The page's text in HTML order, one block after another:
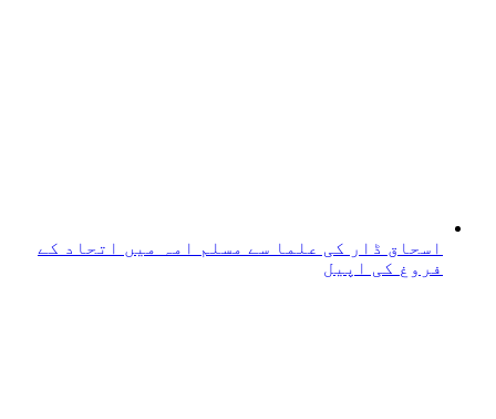
اسحاق ڈار کی علما سے مسلم امہ میں اتحاد کے
فروغ کی اپیل